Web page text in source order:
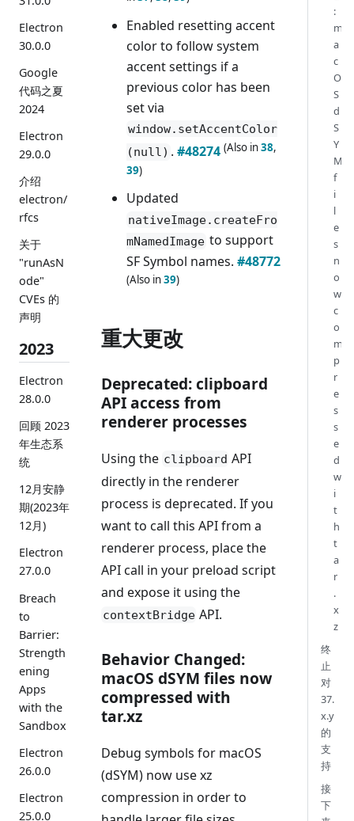
Electron
30.0.0
Google
代码之夏
2024
Electron
29.0.0
介绍
electron/
rfcs
关于
"runAsN
ode"
CVEs 的
声明
2023
Electron
28.0.0
回顾 2023
年生态系
统
12月安静
期(2023年
12月)
Electron
27.0.0
Breach
to
Barrier:
Strength
ening
Apps
with the
Sandbox
Electron
26.0.0
Electron
25.0.0
Enabled resetting accent
color to follow system
accent settings if a
previous color has been
set via
window.setAccentColor
(null) . #48274 (Also in38,
39)
Updated
nativeImage.createFro
mNamedImage to support
SF Symbol names. #48772
(Also in39)
重大更改
Deprecated: clipboard
API access from
renderer processes
Using the clipboard API
directly in the renderer
process is deprecated. If you
want to call this API from a
renderer process, place the
API call in your preload script
and expose it using the
contextBridge API.
Behavior Changed:
macOS dSYM files now
compressed with
tar.xz
Debug symbols for macOS
(dSYM) now use xz
compression in order to
:
m
a
c
O
S
d
S
Y
M
f
i
l
e
s
n
o
w
c
o
m
p
r
e
s
s
e
d
w
i
t
h
t
a
r
.
x
z
终
止
对
37.
x.y
的
支
持
接
下